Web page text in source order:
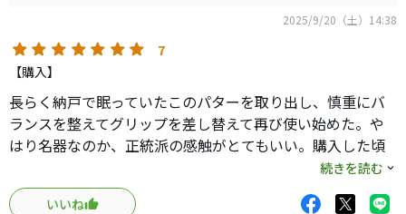
すが、私としては大事に丁寧に全てを使って行こうと思い
ます。
2025/9/20（土）14:38
7
【購入】
長らく納戸で眠っていたこのパターを取り出し、慎重にバ
ランスを整えてグリップを差し替えて再び使い始めた。や
はり名器なのか、正統派の感触がとてもいい。購入した頃
よりはだいぶ上達したはずなので、もう一度初心に帰って
使ってみたい。
続きを読む
いいね